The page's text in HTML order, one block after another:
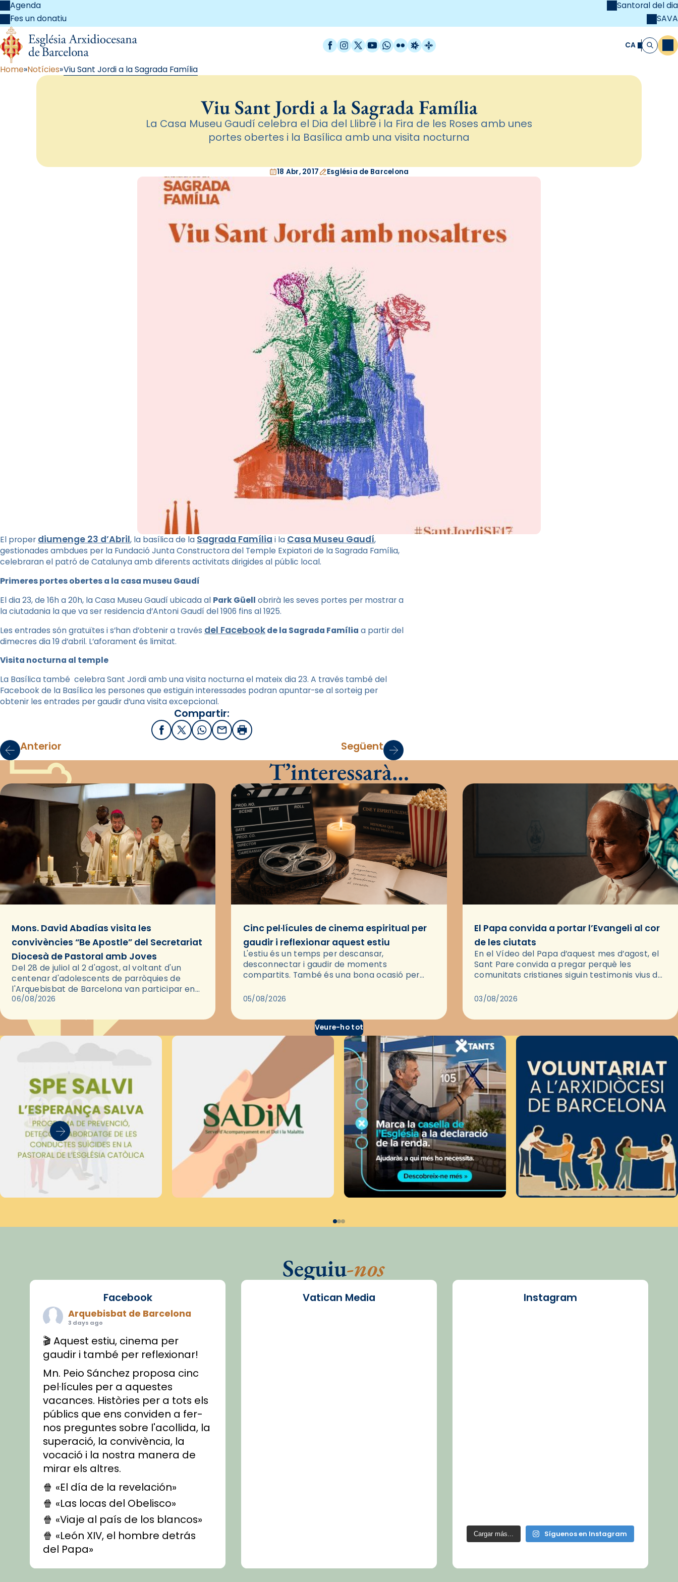
Agenda
Fes un donatiu
Santoral del dia
SAVA
Facebook
Instagram
X / Twitter
YouTube
WhatsApp
FlickrRadio Estel
Catalunya Cristiana CA Cerca
Home Notícies Viu Sant Jordi a la Sagrada Família
Viu Sant Jordi a la Sagrada Família
La Casa Museu Gaudí celebra el Dia del Llibre i la Fira de les Roses amb unes
portes obertes i la Basílica amb una visita nocturna
18 Abr, 2017 Església de Barcelona
El proper diumenge 23 d’Abril, la basílica de la Sagrada Família i la Casa Museu Gaudí,
gestionades ambdues per la Fundació Junta Constructora del Temple Expiatori de la Sagrada Família,
celebraran el patró de Catalunya amb diferents activitats dirigides al públic local.
Primeres portes obertes a la casa museu Gaudí
El dia 23, de 16h a 20h, la Casa Museu Gaudí ubicada al Park Güell obrirà les seves portes per mostrar a
la ciutadania la que va ser residencia d’Antoni Gaudí del 1906 fins al 1925.
Les entrades són gratuïtes i s’han d’obtenir a través del Facebookde la Sagrada Família a partir del
dimecres dia 19 d’abril. L’aforament és limitat.
Visita nocturna al temple
La Basílica també celebra Sant Jordi amb una visita nocturna el mateix dia 23. A través també del
Facebook de la Basílica les persones que estiguin interessades podran apuntar-se al sorteig per
obtenir les entrades per gaudir d’una visita excepcional.
Compartir:
FacebookX / Twitter
WhatsApp
EmailImprimir
Anterior Següent
T’interessarà…
Mons. David Abadías visita les
convivències “Be Apostle” del Secretariat
Diocesà de Pastoral amb Joves
Del 28 de juliol al 2 d'agost, al voltant d'un
centenar d'adolescents de parròquies de
l'Arquebisbat de Barcelona van participar en
les convivències Be Apostle, organitzades pel
06/08/2026
Cinc pel·lícules de cinema espiritual per
gaudir i reflexionar aquest estiu
L'estiu és un temps per descansar,
desconnectar i gaudir de moments
compartits. També és una bona ocasió per
través del cinema, reflexionar sobre les…
05/08/2026
El Papa convida a portar l’Evangeli al cor
de les ciutats
En el Vídeo del Papa d’aquest mes d’agost, el
Sant Pare convida a pregar perquè les
comunitats cristianes siguin testimonis vius de
pregària, el…
03/08/2026
Veure-ho tot
Seguiu-nos
Facebook
Arquebisbat de Barcelona
3 days ago
🎬 Aquest estiu, cinema per
gaudir i també per reflexionar!
Mn. Peio Sánchez proposa cinc
pel·lícules per a aquestes
vacances. Històries per a tots els
públics que ens conviden a fer-
nos preguntes sobre l'acollida, la
superació, la convivència, la
vocació i la nostra manera de
mirar els altres.
🍿 «El día de la revelación»
🍿 «Las locas del Obelisco»
🍿 «Viaje al país de los blancos»
🍿 «León XIV, el hombre detrás
del Papa»
🍿 «Las ovejas detectives»
Vatican Media Instagram
Cargar más... Síguenos en Instagram